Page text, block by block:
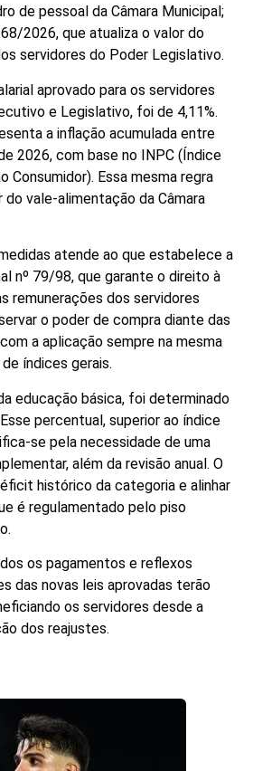
de pessoal da Câmara Municipal;
2026, que atualiza o valor do
servidores do Poder Legislativo.
aprovado para os servidores
e Legislativo, foi de 4,11%.
a inflação acumulada entre
2026, com base no INPC (Índice
Consumidor). Essa mesma regra
do vale-alimentação da Câmara
atende ao que estabelece a
nº 79/98, que garante o direito à
remunerações dos servidores
o poder de compra diante das
a aplicação sempre na mesma
índices gerais.
educação básica, foi determinado
percentual, superior ao índice
se pela necessidade de uma
além da revisão anual. O
histórico da categoria e alinhar
é regulamentado pelo piso
os pagamentos e reflexos
das novas leis aprovadas terão
os servidores desde a
dos reajustes.